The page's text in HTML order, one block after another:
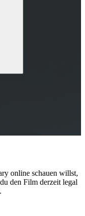
online schauen willst,
den Film derzeit legal